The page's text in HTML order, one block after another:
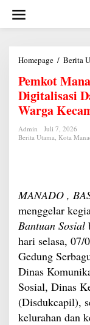
konten
Homepage / Berita
Pemkot
Digitalisasi
Warga
Admin
Juli 7, 2026
Berita Utama, Kota
MANADO ,
menggelar
Bantuan Sosial
hari selasa,
Gedung
Dinas
Sosial, Dinas
(Disdukcapil),
kelurahan dan